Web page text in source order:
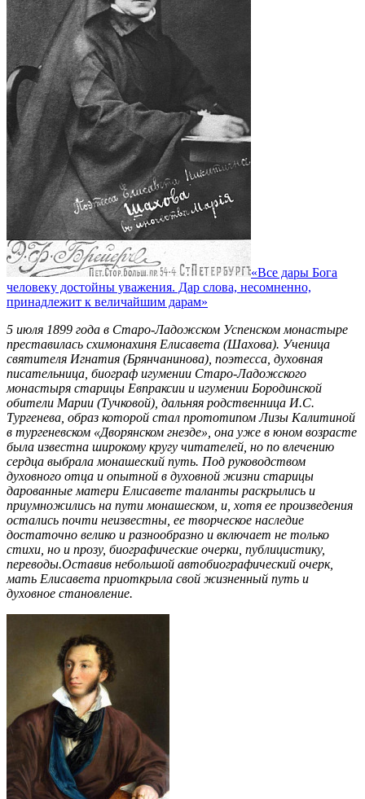
«Все дары Бога
человеку достойны уважения. Дар слова, несомненно,
принадлежит к величайшим дарам»
5 июля 1899 года в Старо-Ладожском Успенском монастыре
преставилась схимонахиня Елисавета (Шахова). Ученица
святителя Игнатия (Брянчанинова), поэтесса, духовная
писательница, биограф игумении Старо-Ладожского
монастыря старицы Евпраксии и игумении Бородинской
обители Марии (Тучковой), дальняя родственница И.С.
Тургенева, образ которой стал прототипом Лизы Калитиной
в тургеневском «Дворянском гнезде», она уже в юном возрасте
была известна широкому кругу читателей, но по влечению
сердца выбрала монашеский путь. Под руководством
духовного отца и опытной в духовной жизни старицы
дарованные матери Елисавете таланты раскрылись и
приумножились на пути монашеском, и, хотя ее произведения
остались почти неизвестны, ее творческое наследие
достаточно велико и разнообразно и включает не только
стихи, но и прозу, биографические очерки, публицистику,
переводы.Оставив небольшой автобиографический очерк,
мать Елисавета приоткрыла свой жизненный путь и
духовное становление.